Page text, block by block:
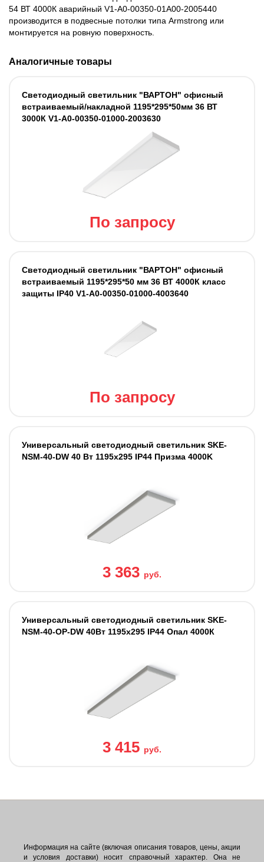
54 ВТ 4000К аварийный V1-A0-00350-01A00-2005440
производится в подвесные потолки типа Armstrong или
монтируется на ровную поверхность.
Аналогичные товары
Светодиодный светильник "ВАРТОН" офисный
встраиваемый/накладной 1195*295*50мм 36 ВТ
3000К V1-A0-00350-01000-2003630
По запросу
Светодиодный светильник "ВАРТОН" офисный
встраиваемый 1195*295*50 мм 36 ВТ 4000К класс
защиты IP40 V1-A0-00350-01000-4003640
По запросу
Универсальный светодиодный светильник SKE-
NSM-40-DW 40 Вт 1195x295 IP44 Призма 4000K
3 363 руб.
Универсальный светодиодный светильник SKE-
NSM-40-OP-DW 40Вт 1195x295 IP44 Опал 4000К
3 415 руб.
Информация на сайте (включая описания товаров, цены, акции
и условия доставки) носит справочный характер. Она не